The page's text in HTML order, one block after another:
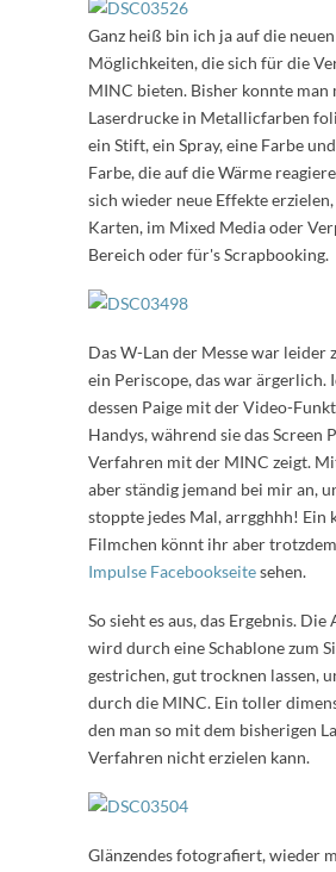
Ganz heiß bin ich ja auf die neuen
Möglichkeiten, die sich für die
MINC bieten. Bisher konnte man
Laserdrucke in Metallicfarben
ein Stift, ein Spray, eine Farbe
Farbe, die auf die Wärme
sich wieder neue Effekte
Karten, im Mixed Media oder
Bereich oder für's Scrapbooking.
Das W-Lan der Messe war leider
ein Periscope, das war ärgerlich.
dessen Paige mit der Video-
Handys, während sie das Screen
Verfahren mit der MINC zeigt.
aber ständig jemand bei mir an,
stoppte jedes Mal, arrgghhh! Ein
Filmchen könnt ihr aber
Impulse Facebookseitesehen.
So sieht es aus, das Ergebnis. Die
wird durch eine Schablone zum
gestrichen, gut trocknen lassen,
durch die MINC. Ein toller
den man so mit dem bisherigen
Verfahren nicht erzielen kann.
Glänzendes fotografiert, wieder